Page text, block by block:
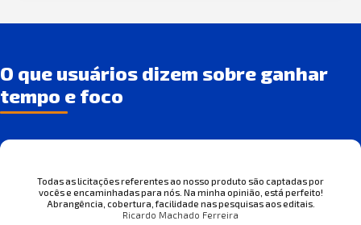
O que usuários dizem sobre ganhar
tempo e foco
Todas as licitações referentes ao nosso produto são captadas por
vocês e encaminhadas para nós. Na minha opinião, está perfeito!
Abrangência, cobertura, facilidade nas pesquisas aos editais.
Ricardo Machado Ferreira